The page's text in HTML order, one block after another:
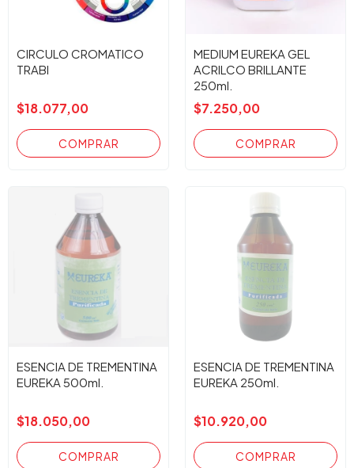
CIRCULO CROMATICO
TRABI
$18.077,00
MEDIUM EUREKA GEL
ACRILCO BRILLANTE
250ml.
$7.250,00
ESENCIA DE TREMENTINA
EUREKA 500ml.
$18.050,00
ESENCIA DE TREMENTINA
EUREKA 250ml.
$10.920,00